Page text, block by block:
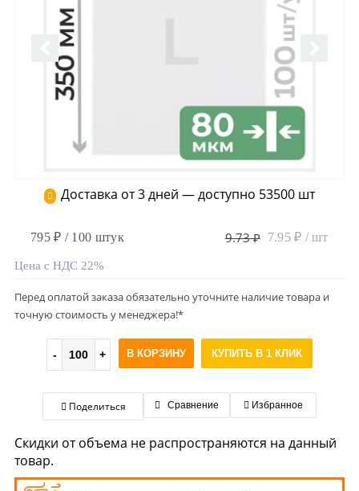
Доставка от 3 дней — доступно 53500 шт
795 ₽ / 100 штук 9.73 ₽ 7.95 ₽ / шт
Цена с НДС 22%
Перед оплатой заказа обязательно уточните наличие товара и
точную стоимость у менеджера!*
В КОРЗИНУ КУПИТЬ В 1 КЛИК
Поделиться Сравнение Избранное
Скидки от объема не распространяются на данный
товар.